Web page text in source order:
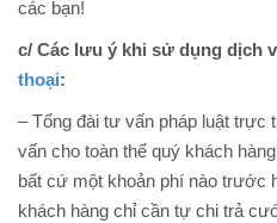
các bạn!
c/ Các lưu ý khi sử dụng dịch
thoại:
– Tổng đài tư vấn pháp luật trực
vấn cho toàn thể quý khách
bất cứ một khoản phí nào trước
khách hàng chỉ cần tự chi trả